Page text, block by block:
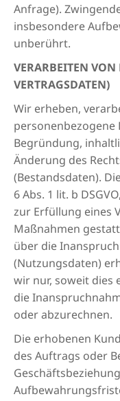
Anfrage).
insbesondere
unberührt.
VERARBEITEN
VERTRAGSDATEN)
Wir erheben,
personenbezogene
Begründung,
Änderung des
(Bestandsdaten).
6 Abs. 1 lit. b
zur Erfüllung eines
Maßnahmen
über die
(Nutzungsdaten)
wir nur, soweit dies
die
oder abzurechnen.
Die erhobenen
des Auftrags oder